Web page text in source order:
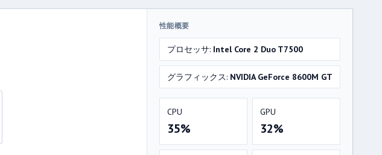
性能概要
プロセッサ: Intel Core 2 Duo T7500
グラフィックス: NVIDIA GeForce 8600M GT
CPU
35%
GPU
32%